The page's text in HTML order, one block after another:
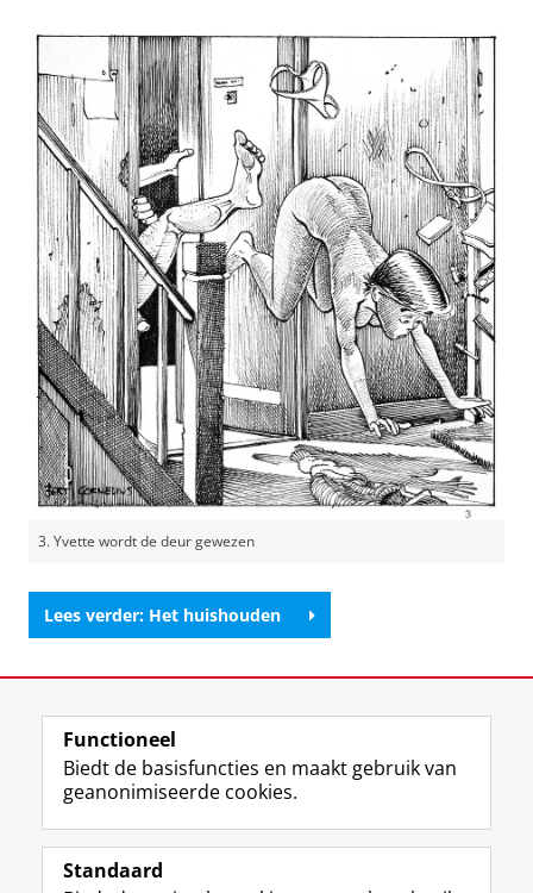
3. Yvette wordt de deur gewezen
Lees verder: Het huishouden
View this page in:English
Volg ons op
M
a
I
n
Functioneel
Biedt de basisfuncties en maakt gebruik van
geanonimiseerde cookies.
Standaard